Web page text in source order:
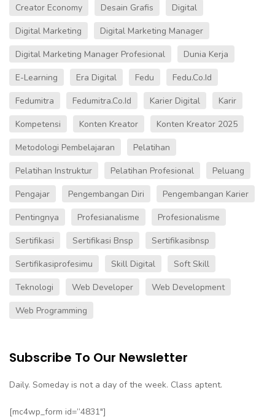
Creator Economy
Desain Grafis
Digital
Digital Marketing
Digital Marketing Manager
Digital Marketing Manager Profesional
Dunia Kerja
E-Learning
Era Digital Fedu
Fedu.co.id
Fedumitra
Fedumitra.co.id Karier Digital
Karir
Kompetensi
Konten Kreator
Konten Kreator 2025
Metodologi Pembelajaran
Pelatihan
Pelatihan Instruktur
Pelatihan Profesional
Peluang
Pengajar
Pengembangan Diri
Pengembangan Karier
Pentingnya
Profesianalisme
Profesionalisme
Sertifikasi
Sertifikasi Bnsp
Sertifikasibnsp
Sertifikasiprofesimu
Skill Digital
Soft Skill
Teknologi
Web Developer
Web Development
Web Programming
Subscribe To Our Newsletter
Daily. Someday is not a day of the week. Class aptent.
[mc4wp_form id=”4831″]